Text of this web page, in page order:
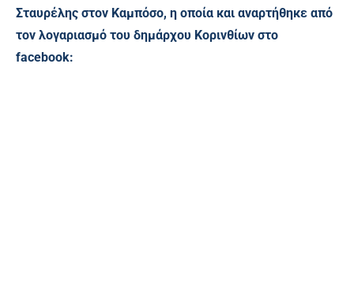
Σταυρέλης στον Καμπόσο, η οποία και αναρτήθηκε από
τον λογαριασμό του δημάρχου Κορινθίων στο
facebook: